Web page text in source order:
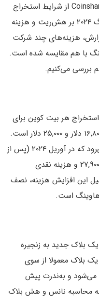
مقاله زیر، بخشی از گزارش کامل Coinshares از شرایط استخراج
بیت کوین در سال ۲۰۲۴ و اثر هاوینگ ۲۰۲۴ بر هش‌ریت و هزینه
هزینه‌های چند شرکت
با هم مقایسه شده است.
بررسی می‌کنیم.
هر بیت کوین برای
سه‌ماهه سوم سال ۲۰۲۳ به ترتیب ۱۶,۸۰۰ دلار و ۲۵,۰۰۰ دلار است.
طبق محاسبات انجام‌شده، انتظار می‌رود که در آوریل ۲۰۲۴ (پس از
هاوینگ) هزینه تولید بیت کوین به ۲۷,۹۰۰ و هزینه نقدی
دلار برسد. دلیل این افزایش هزینه، نصف
است.
دقیقه یک‌بار، یک بلاک جدید به زنجیره
بلاک معمولا از سوی
می‌شود و به‌ندرت پیش
به محاسبه نانس و هش بلاک